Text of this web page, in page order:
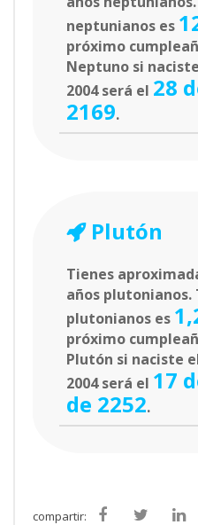
neptunianos es
próximo
Neptuno si
2004 será el 28
2169.
Plutón
Tienes
años plutonianos.
plutonianos es
próximo
Plutón si naciste
2004 será el 17
de 2252.
compartir: